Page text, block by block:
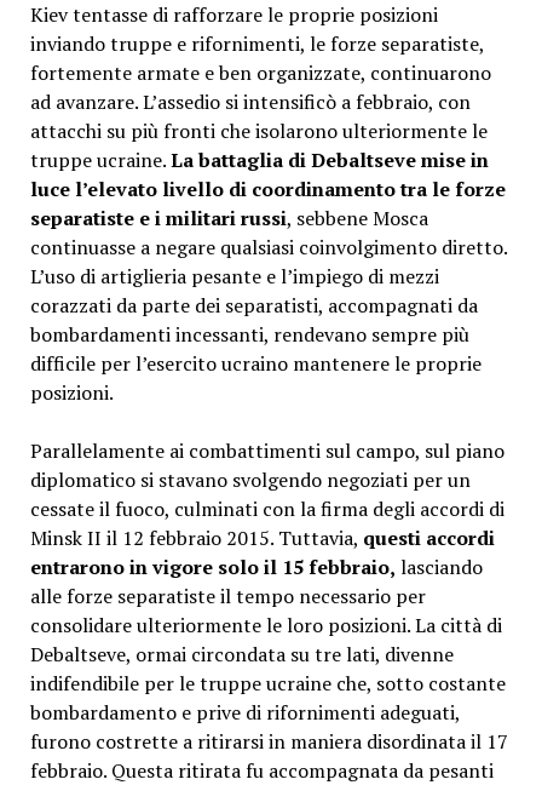
Kiev tentasse di rafforzare le proprie posizioni
inviando truppe e rifornimenti, le forze separatiste,
fortemente armate e ben organizzate, continuarono
ad avanzare. L’assedio si intensificò a febbraio, con
attacchi su più fronti che isolarono ulteriormente le
truppe ucraine.La battaglia di Debaltseve mise in
luce l’elevato livello di coordinamento tra le forze
separatiste e i militari russi, sebbene Mosca
continuasse a negare qualsiasi coinvolgimento diretto.
L’uso di artiglieria pesante e l’impiego di mezzi
corazzati da parte dei separatisti, accompagnati da
bombardamenti incessanti, rendevano sempre più
difficile per l’esercito ucraino mantenere le proprie
posizioni.
Parallelamente ai combattimenti sul campo, sul piano
diplomatico si stavano svolgendo negoziati per un
cessate il fuoco, culminati con la firma degli accordi di
Minsk II il 12 febbraio 2015. Tuttavia, questi accordi
entrarono in vigore solo il 15 febbraio, lasciando
alle forze separatiste il tempo necessario per
consolidare ulteriormente le loro posizioni. La città di
Debaltseve, ormai circondata su tre lati, divenne
indifendibile per le truppe ucraine che, sotto costante
bombardamento e prive di rifornimenti adeguati,
furono costrette a ritirarsi in maniera disordinata il 17
febbraio. Questa ritirata fu accompagnata da pesanti